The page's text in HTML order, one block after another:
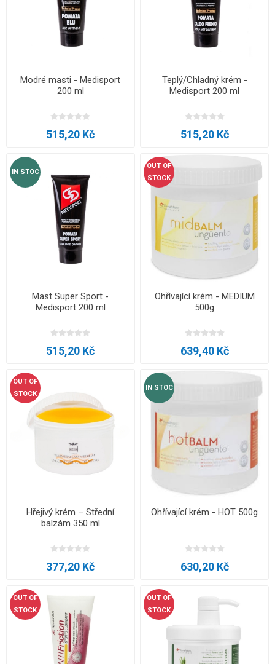
Modré masti - Medisport
200 ml
515,20 Kč
Teplý/Chladný krém -
Medisport 200 ml
515,20 Kč
IN STOC
Mast Super Sport -
Medisport 200 ml
515,20 Kč
OUT OF
STOCK
Ohřívající krém - MEDIUM
500g
639,40 Kč
OUT OF
STOCK
Hřejivý krém – Střední
balzám 350 ml
377,20 Kč
IN STOC
Ohřívající krém - HOT 500g
630,20 Kč
OUT OF
STOCK
OUT OF
STOCK